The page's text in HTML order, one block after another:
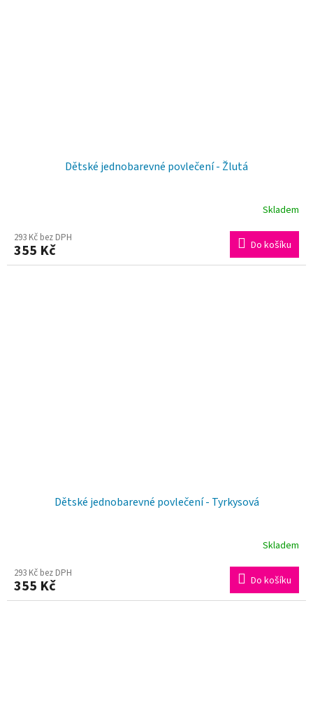
Dětské jednobarevné povlečení - Žlutá
Skladem
293 Kč bez DPH
355 Kč Do košíku
Dětské jednobarevné povlečení - Tyrkysová
Skladem
293 Kč bez DPH
355 Kč Do košíku